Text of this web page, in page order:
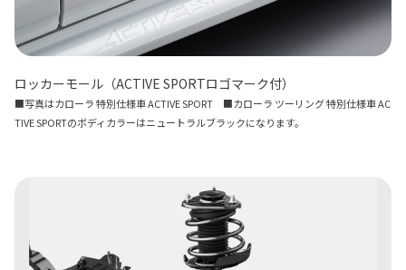
ロッカーモール（ACTIVE SPORTロゴマーク付）
■写真はカローラ 特別仕様車 ACTIVE SPORT ■カローラ ツーリング 特別仕様車 AC
TIVE SPORTのボディカラーはニュートラルブラックになります。